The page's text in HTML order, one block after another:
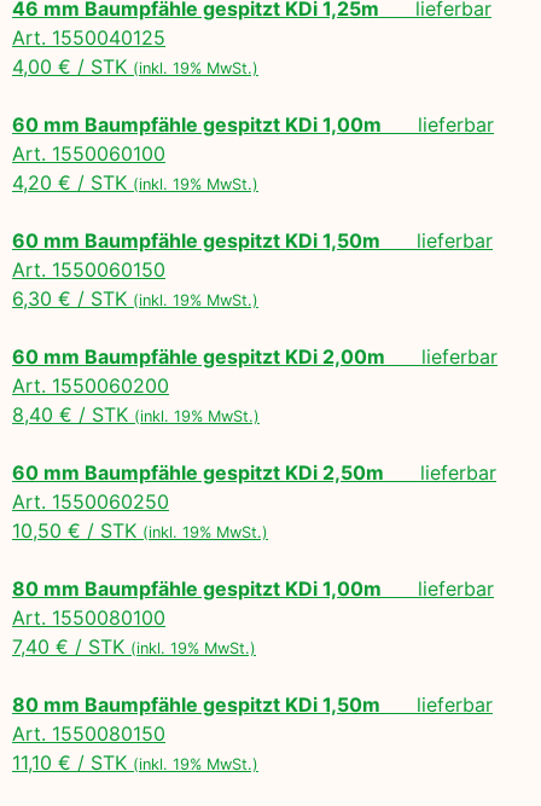
46 mm Baumpfähle gespitzt KDi 1,25m lieferbar
Art. 1550040125
4,00 € / STK (inkl. 19% MwSt.)
60 mm Baumpfähle gespitzt KDi 1,00m lieferbar
Art. 1550060100
4,20 € / STK (inkl. 19% MwSt.)
60 mm Baumpfähle gespitzt KDi 1,50m lieferbar
Art. 1550060150
6,30 € / STK (inkl. 19% MwSt.)
60 mm Baumpfähle gespitzt KDi 2,00m lieferbar
Art. 1550060200
8,40 € / STK (inkl. 19% MwSt.)
60 mm Baumpfähle gespitzt KDi 2,50m lieferbar
Art. 1550060250
10,50 € / STK (inkl. 19% MwSt.)
80 mm Baumpfähle gespitzt KDi 1,00m lieferbar
Art. 1550080100
7,40 € / STK (inkl. 19% MwSt.)
80 mm Baumpfähle gespitzt KDi 1,50m lieferbar
Art. 1550080150
11,10 € / STK (inkl. 19% MwSt.)